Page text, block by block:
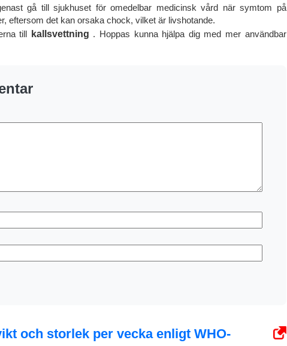
gå till sjukhuset för omedelbar medicinsk vård när symtom på
eftersom det kan orsaka chock, vilket är livshotande.
till kallsvettning . Hoppas kunna hjälpa dig med mer användbar
och storlek per vecka enligt WHO-